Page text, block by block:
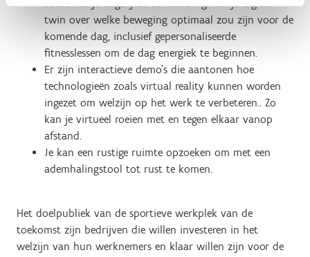
toekomst je dagelijkse aanbeveling van je digital
twin over welke beweging optimaal zou zijn voor de
komende dag, inclusief gepersonaliseerde
fitnesslessen om de dag energiek te beginnen.
Er zijn interactieve demo's die aantonen hoe
technologieën zoals virtual reality kunnen worden
ingezet om welzijn op het werk te verbeteren.. Zo
kan je virtueel roeien met en tegen elkaar vanop
afstand.
Je kan een rustige ruimte opzoeken om met een
ademhalingstool tot rust te komen.
Het doelpubliek van de sportieve werkplek van de
toekomst zijn bedrijven die willen investeren in het
welzijn van hun werknemers en klaar willen zijn voor de